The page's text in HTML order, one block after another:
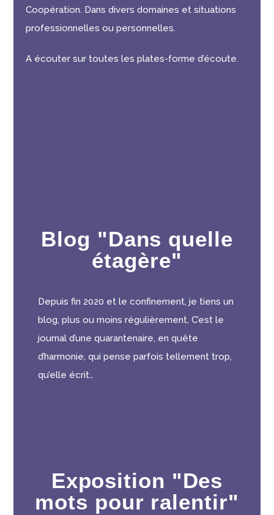
Coopération. Dans divers domaines et situations
professionnelles ou personnelles.
A écouter sur toutes les plates-forme d’écoute.
Blog "Dans quelle
étagère"
Depuis fin 2020 et le confinement, je tiens un
blog, plus ou moins régulièrement, C’est le
journal d’une quarantenaire, en quête
d’harmonie, qui pense parfois tellement trop,
qu’elle écrit…
Exposition "Des
mots pour ralentir"